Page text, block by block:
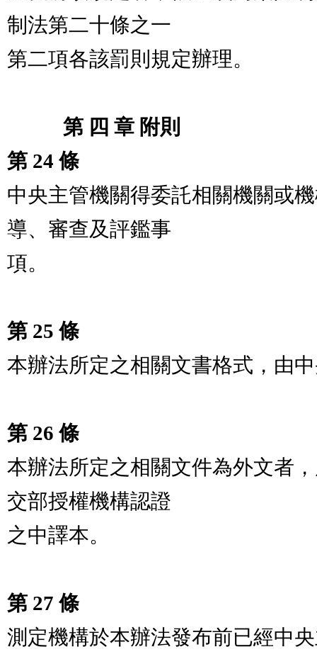
制法第二十條之一
第二項各該罰則規定辦理。
第 四 章 附則
第 24 條
中央主管機關得委託相關機關或
導、審查及評鑑事
項。
第 25 條
本辦法所定之相關文書格式，由
第 26 條
本辦法所定之相關文件為外文者
交部授權機構認證
之中譯本。
第 27 條
測定機構於本辦法發布前已經中